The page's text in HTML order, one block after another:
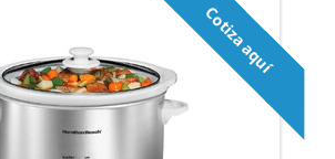
Cotiza aquí